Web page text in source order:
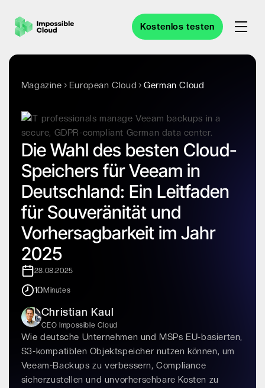
Kostenlos testen
Magazine European Cloud German Cloud
Die Wahl des besten Cloud-
Speichers für Veeam in
Deutschland: Ein Leitfaden
für Souveränität und
Vorhersagbarkeit im Jahr
2025
28.08.2025
10Minutes
Christian Kaul
CEO Impossible Cloud
Wie deutsche Unternehmen und MSPs EU-basierten,
S3-kompatiblen Objektspeicher nutzen können, um
Veeam-Backups zu verbessern, Compliance
sicherzustellen und unvorhersehbare Kosten zu